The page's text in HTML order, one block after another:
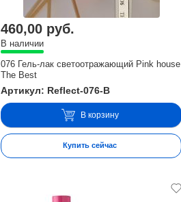
460,00 руб.
В наличии
076 Гель-лак светоотражающий Pink house
The Best
Артикул: Reflect-076-B
В корзину
Купить сейчас